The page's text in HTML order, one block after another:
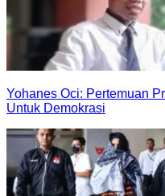
Yohanes Oci: Pertemuan
Untuk Demokrasi